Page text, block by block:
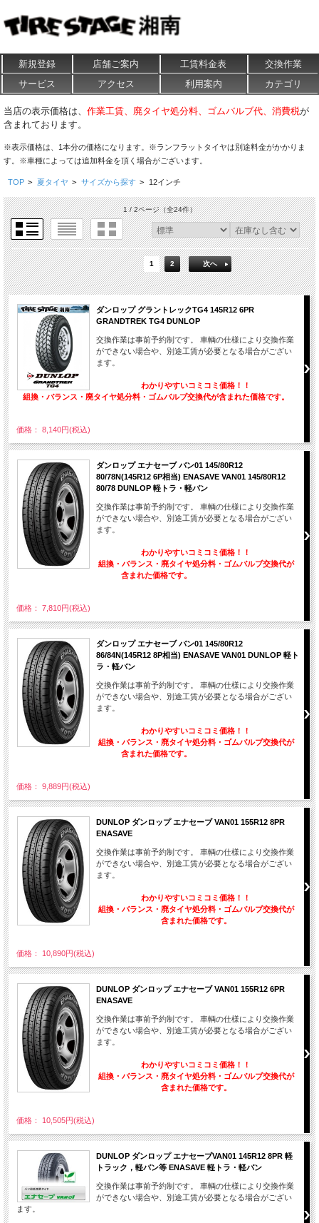
新規登録 店舗ご案内 工賃料金表
交換作業
サービス
アクセス 利用案内 カテゴリ
当店の表示価格は、 作業工賃、廃タイヤ処分料、ゴムバルブ代、消費税が
含まれております。
※表示価格は、1本分の価格になります。※ランフラットタイヤは別途料金がかかりま
す。※車種によっては追加料金を頂く場合がございます。
TOP > 夏タイヤ > サイズから探す > 12インチ
1 / 2ページ（全24件）
1 2 次へ
ダンロップ グラントレックTG4 145R12 6PR
GRANDTREK TG4 DUNLOP
交換作業は事前予約制です。 車輌の仕様により交換作業
ができない場合や、別途工賃が必要となる場合がござい
ます。
わかりやすいコミコミ価格！！
組換・バランス・廃タイヤ処分料・ゴムバルブ交換代が含まれた価格です。
価格： 8,140円(税込)
ダンロップ エナセーブ バン01 145/80R12
80/78N(145R12 6P相当) ENASAVE VAN01 145/80R12
80/78 DUNLOP 軽トラ・軽バン
交換作業は事前予約制です。 車輌の仕様により交換作業
ができない場合や、別途工賃が必要となる場合がござい
ます。
わかりやすいコミコミ価格！！
組換・バランス・廃タイヤ処分料・ゴムバルブ交換代が
含まれた価格です。
価格： 7,810円(税込)
ダンロップ エナセーブ バン01 145/80R12
86/84N(145R12 8P相当) ENASAVE VAN01 DUNLOP 軽ト
ラ・軽バン
交換作業は事前予約制です。 車輌の仕様により交換作業
ができない場合や、別途工賃が必要となる場合がござい
ます。
わかりやすいコミコミ価格！！
組換・バランス・廃タイヤ処分料・ゴムバルブ交換代が
含まれた価格です。
価格： 9,889円(税込)
DUNLOP ダンロップ エナセーブ VAN01 155R12 8PR
ENASAVE
交換作業は事前予約制です。 車輌の仕様により交換作業
ができない場合や、別途工賃が必要となる場合がござい
ます。
わかりやすいコミコミ価格！！
組換・バランス・廃タイヤ処分料・ゴムバルブ交換代が
含まれた価格です。
価格： 10,890円(税込)
DUNLOP ダンロップ エナセーブ VAN01 155R12 6PR
ENASAVE
交換作業は事前予約制です。 車輌の仕様により交換作業
ができない場合や、別途工賃が必要となる場合がござい
ます。
わかりやすいコミコミ価格！！
組換・バランス・廃タイヤ処分料・ゴムバルブ交換代が
含まれた価格です。
価格： 10,505円(税込)
DUNLOP ダンロップ エナセーブVAN01 145R12 8PR 軽
トラック，軽バン等 ENASAVE 軽トラ・軽バン
交換作業は事前予約制です。 車輌の仕様により交換作業
ができない場合や、別途工賃が必要となる場合がござい
ます。